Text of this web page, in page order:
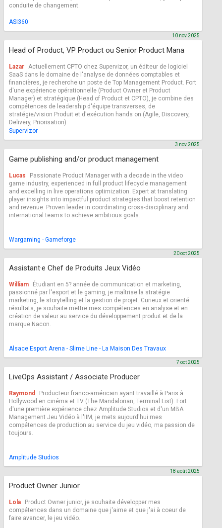
conduite de changement.
ASI360
Head of Product, VP Product ou Senior Product Mana
10 nov 2025
Lazar Actuellement CPTO chez Supervizor, un éditeur de logiciel
SaaS dans le domaine de l'analyse de données comptables et
financières, je recherche un poste de Top Management Product. Fort
d'une expérience opérationnelle (Product Owner et Product
Manager) et stratégique (Head of Product et CPTO), je combine des
compétences de leadership d'équipe transverses, de
stratégie/vision Produit et d'exécution hands on (Agile, Discovery,
Delivery, Priorisation)
Supervizor
Game publishing and/or product management
3 nov 2025
Lucas
Passionate Product Manager with a decade in the video
game industry, experienced in full product lifecycle management
and excelling in live operations optimization. Expert at translating
player insights into impactful product strategies that boost retention
and revenue. Proven leader in coordinating cross-disciplinary and
international teams to achieve ambitious goals.
Wargaming - Gameforge
Assistant·e Chef de Produits Jeux Vidéo
20 oct 2025
William
Étudiant en 5? année de communication et marketing,
passionné par l'esport et le gaming, je maîtrise la stratégie
marketing, le storytelling et la gestion de projet. Curieux et orienté
résultats, je souhaite mettre mes compétences en analyse et en
création de valeur au service du développement produit et de la
marque Nacon.
Alsace Esport Arena - Slime Line - La Maison Des Travaux
LiveOps Assistant / Associate Producer
7 oct 2025
Raymond
Producteur franco-américain ayant travaillé à Paris à
Hollywood en cinéma et TV (The Mandalorian, Terminal List). Fort
d'une première expérience chez Amplitude Studios et d'un MBA
Management Jeu Vidéo à l'IIM, je mets aujourd'hui mes
compétences de production au service du jeu vidéo, ma passion de
toujours.
Amplitude Studios
Product Owner Junior
18 août 2025
Lola
Product Owner junior, je souhaite développer mes
compétences dans un domaine que j'aime et que j'ai à coeur de
faire avancer, le jeu vidéo.